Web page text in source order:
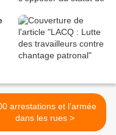
arrestations et l’armée
dans les rues >